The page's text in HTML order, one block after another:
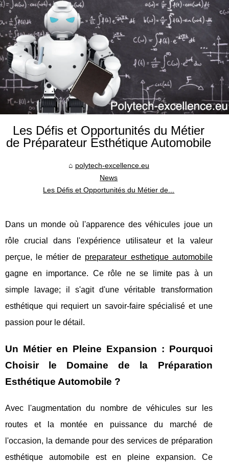
Les Défis et Opportunités du Métier
de Préparateur Esthétique Automobile
polytech-excellence.eu
News
Les Défis et Opportunités du Métier de...
Dans un monde où l'apparence des véhicules joue un
rôle crucial dans l'expérience utilisateur et la valeur
perçue, le métier de preparateur esthetique automobile
gagne en importance. Ce rôle ne se limite pas à un
simple lavage; il s'agit d'une véritable transformation
esthétique qui requiert un savoir-faire spécialisé et une
passion pour le détail.
Un Métier en Pleine Expansion : Pourquoi
Choisir le Domaine de la Préparation
Esthétique Automobile ?
Avec l'augmentation du nombre de véhicules sur les
routes et la montée en puissance du marché de
l'occasion, la demande pour des services de préparation
esthétique automobile est en pleine expansion. Ce